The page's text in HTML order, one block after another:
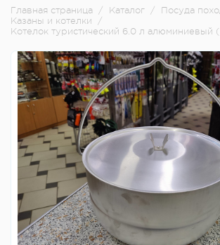
Главная страница / Каталог / Посуда
Казаны и котелки
/
Котелок туристический 6.0 л алюминиевый